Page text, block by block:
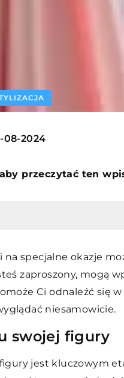
08-2024
przeczytać ten
specjalne okazje
zaproszony, mogą
Ci odnaleźć się
niesamowicie.
swojej figury
jest kluczowym